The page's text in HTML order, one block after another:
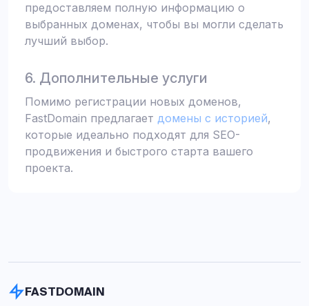
предоставляем полную информацию о
выбранных доменах, чтобы вы могли сделать
лучший выбор.
6. Дополнительные услуги
Помимо регистрации новых доменов,
FastDomain предлагает домены с историей,
которые идеально подходят для SEO-
продвижения и быстрого старта вашего
проекта.
FASTDOMAIN